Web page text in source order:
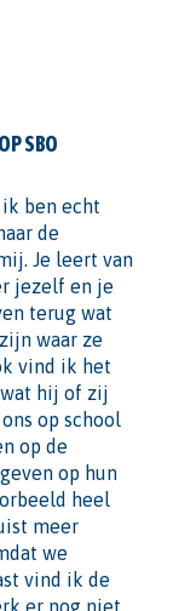
SBO
ben echt
de
Je leert van
jezelf en je
terug wat
waar ze
vind ik het
hij of zij
op school
op de
op hun
heel
meer
we
vind ik de
er nog niet